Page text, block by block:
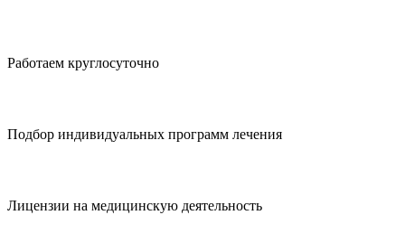
Работаем круглосуточно
Подбор индивидуальных программ лечения
Лицензии на медицинскую деятельность